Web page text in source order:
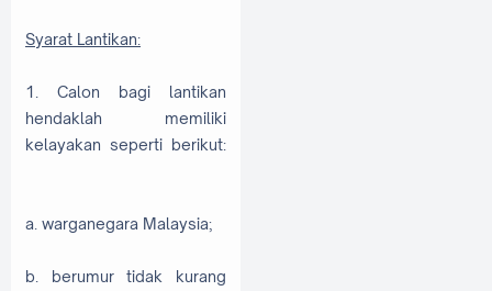
Syarat Lantikan:
1. Calon bagi lantikan
hendaklah memiliki
kelayakan seperti berikut:
a. warganegara Malaysia;
b. berumur tidak kurang